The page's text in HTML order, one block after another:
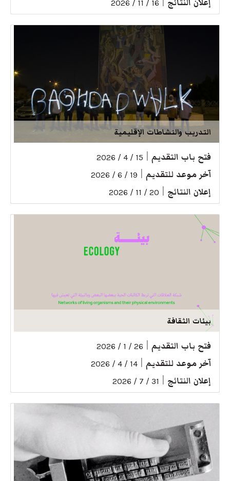
16 / 11 / 2026
التدريب والنشاطات الإقليمية
فتح باب التقديم 15 / 4 / 2026
آخر موعد للتقديم 19 / 6 / 2026
إعلان النتائج 20 / 11 / 2026
بيئات الثقافة
فتح باب التقديم 26 / 1 / 2026
آخر موعد للتقديم 14 / 4 / 2026
إعلان النتائج 31 / 7 / 2026